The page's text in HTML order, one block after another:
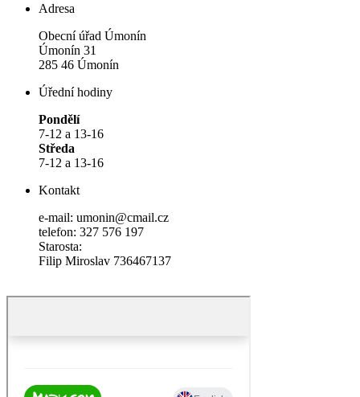
Adresa
Obecní úřad Úmonín
Úmonín 31
285 46 Úmonín
Úřední hodiny
Pondělí
7-12 a 13-16
Středa
7-12 a 13-16
Kontakt
e-mail: umonin@cmail.cz
telefon: 327 576 197
Starosta:
Filip Miroslav 736467137